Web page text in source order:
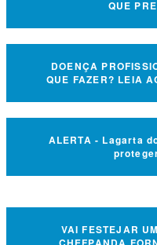
QUE
DOENÇA
QUE FAZER? LEIA
ALERTA - Lagarta
VAI FESTEJAR